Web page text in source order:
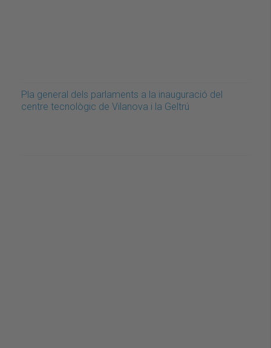
Pla general dels parlaments a la inauguració del
centre tecnològic de Vilanova i la Geltrú